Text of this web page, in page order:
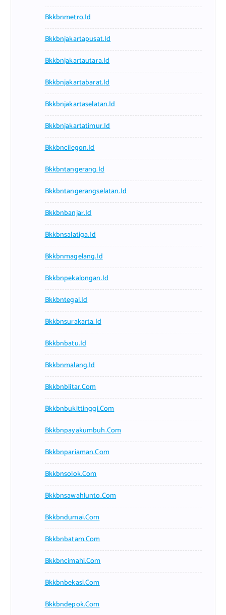
Bkkbnmetro.id
Bkkbnjakartapusat.id
Bkkbnjakartautara.id
Bkkbnjakartabarat.id
Bkkbnjakartaselatan.id
Bkkbnjakartatimur.id
Bkkbncilegon.id
Bkkbntangerang.id
Bkkbntangerangselatan.id
Bkkbnbanjar.id
Bkkbnsalatiga.id
Bkkbnmagelang.id
Bkkbnpekalongan.id
Bkkbntegal.id
Bkkbnsurakarta.id
Bkkbnbatu.id
Bkkbnmalang.id
Bkkbnblitar.com
Bkkbnbukittinggi.com
Bkkbnpayakumbuh.com
Bkkbnpariaman.com
Bkkbnsolok.com
Bkkbnsawahlunto.com
Bkkbndumai.com
Bkkbnbatam.com
Bkkbncimahi.com
Bkkbnbekasi.com
Bkkbndepok.com